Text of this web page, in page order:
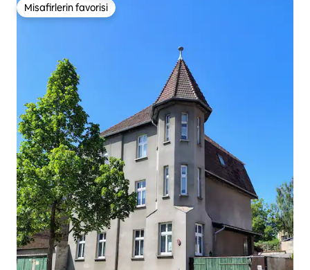
Misafirlerin favorisi
Misafirlerin favorisi